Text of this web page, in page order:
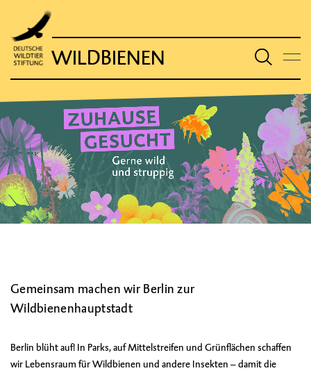
WILDBIENEN
Gemeinsam machen wir Berlin zur
Wildbienenhauptstadt
Berlin blüht auf! In Parks, auf Mittelstreifen und Grünflächen schaffen
wir Lebensraum für Wildbienen und andere Insekten – damit die